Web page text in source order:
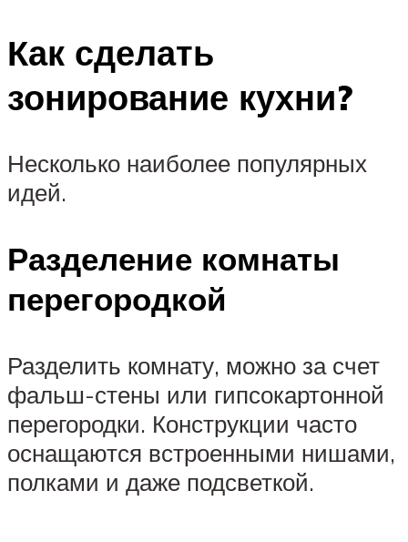
Как сделать
зонирование кухни?
Несколько наиболее популярных
идей.
Разделение комнаты
перегородкой
Разделить комнату, можно за счет
фальш-стены или гипсокартонной
перегородки. Конструкции часто
оснащаются встроенными нишами,
полками и даже подсветкой.